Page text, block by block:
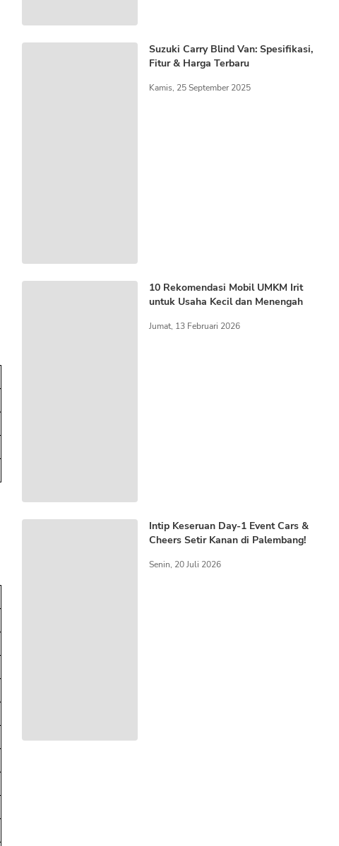
Suzuki Carry Blind Van: Spesifikasi,
Fitur & Harga Terbaru
Kamis, 25 September 2025
10 Rekomendasi Mobil UMKM Irit
untuk Usaha Kecil dan Menengah
Jumat, 13 Februari 2026
Intip Keseruan Day-1 Event Cars &
Cheers Setir Kanan di Palembang!
Senin, 20 Juli 2026